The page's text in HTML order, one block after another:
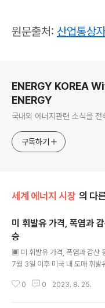
원문출처: 산업통상
ENERGY KOREA
ENERGY
국내외 에너지관련 소식을
구독하기
세계 에너지 시장 의 다
미 휘발유 가격, 폭염과
승
▣ 미 휘발유 가격, 폭염과 감산
7월 3일 이후 미국 내 도매 휘발
시즌이 끝날 무렵에는 더욱 높게
0 0 2023. 8. 25.